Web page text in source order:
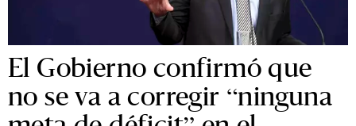
El Gobierno confirmó que
no se va a corregir “ninguna